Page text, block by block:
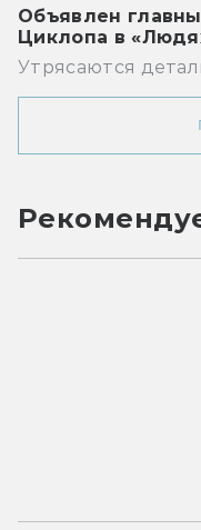
Объявлен
Циклопа в
Утрясаются